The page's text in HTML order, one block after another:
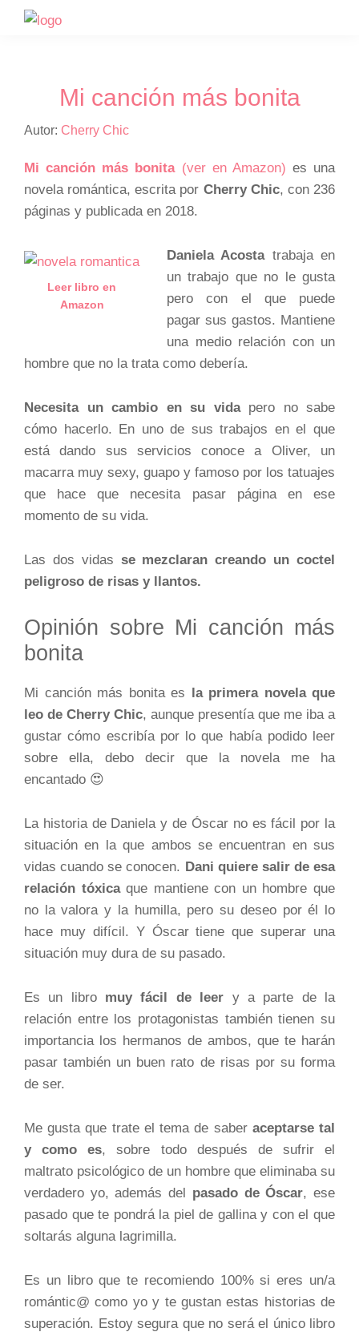
Saltar
Saltar
Mi canción más bonita
Autor: Cherry Chic
Mi canción más bonita(ver en Amazon) es una
novela romántica, escrita por Cherry Chic, con 236
páginas y publicada en 2018.
Leer libro en
Amazon
Daniela Acostatrabaja en
un trabajo que no le gusta
pero con el que puede
pagar sus gastos. Mantiene
una medio relación con un
hombre que no la trata como debería.
Necesita un cambio en su vidapero no sabe
cómo hacerlo. En uno de sus trabajos en el que
está dando sus servicios conoce a Oliver, un
macarra muy sexy, guapo y famoso por los tatuajes
que hace que necesita pasar página en ese
momento de su vida.
Las dos vidas se mezclaran creando un coctel
peligroso de risas y llantos.
Opinión sobre Mi canción más
bonita
Mi canción más bonita es la primera novela que
leo de Cherry Chic, aunque presentía que me iba a
gustar cómo escribía por lo que había podido leer
sobre ella, debo decir que la novela me ha
encantado 😍
La historia de Daniela y de Óscar no es fácil por la
situación en la que ambos se encuentran en sus
vidas cuando se conocen. Dani quiere salir de esa
relación tóxicaque mantiene con un hombre que
no la valora y la humilla, pero su deseo por él lo
hace muy difícil. Y Óscar tiene que superar una
situación muy dura de su pasado.
Es un libro muy fácil de leer y a parte de la
relación entre los protagonistas también tienen su
importancia los hermanos de ambos, que te harán
pasar también un buen rato de risas por su forma
de ser.
Me gusta que trate el tema de saber aceptarse tal
y como es, sobre todo después de sufrir el
maltrato psicológico de un hombre que eliminaba su
verdadero yo, además del pasado de Óscar, ese
pasado que te pondrá la piel de gallina y con el que
soltarás alguna lagrimilla.
Es un libro que te recomiendo 100% si eres un/a
romántic@ como yo y te gustan estas historias de
superación. Estoy segura que no será el único libro